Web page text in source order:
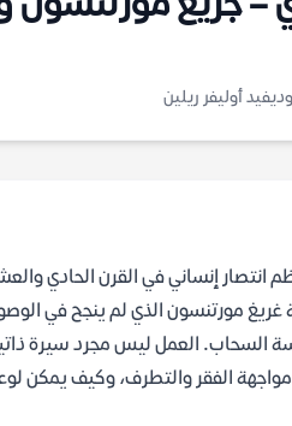
أوليفر ريلين
إنساني في القرن الحادي
العمل ليس مجرد سيرة
الفقر والتطرف، وكيف يمكن